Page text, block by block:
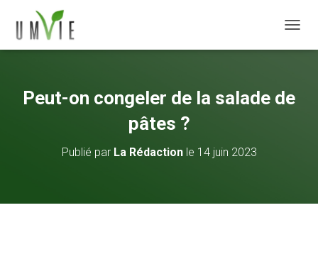
Peut-on congeler de la salade de
pâtes ?
Publié par La Rédactionle 14 juin 2023